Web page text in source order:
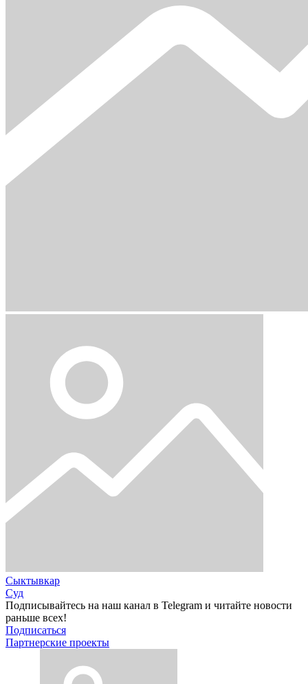
Сыктывкар
Суд
Подписывайтесь на наш канал в Telegram и читайте новости
раньше всех!
Подписаться
Партнерские проекты